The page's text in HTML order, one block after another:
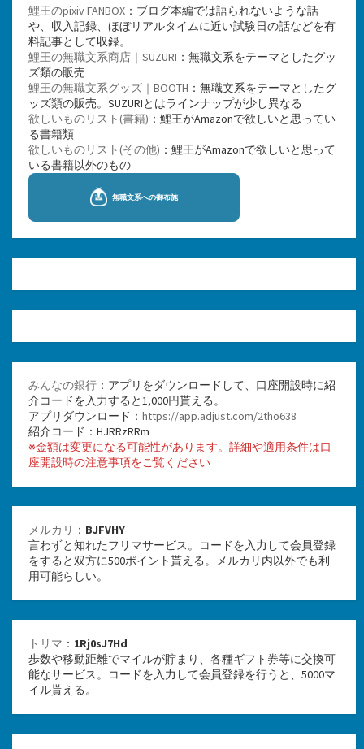
鯉王のpixiv FANBOX ：ブログ本編では語られないような話
や、収入記録、ほぼリアルタイムに近い試験日の話などを有
料記事として収録。
鯉王の無職文系商店｜SUZURI ：無職文系をテーマとしたグッ
ズ類の販売
鯉王の無職文系グッズ｜BOOTH ：無職文系をテーマとしたグ
ッズ類の販売。SUZURIとはラインナップが少し異なる
欲しいものリスト(書籍) ：鯉王がAmazonで欲しいと思ってい
る書籍類
欲しいものリスト(その他) ：鯉王がAmazonで欲しいと思って
いる書籍以外のもの
みんなの銀行 ：アプリをダウンロードして、口座開設時に紹
介コードを入力すると1,000円貰える。
アプリダウンロード： https://app.adjust.com/2tho638
紹介コード：HJRRzRRm
※金額は変更になる可能性があります。詳細や適用条件は口
座開設時の注意事項をご覧ください
メルカリ ： BJFVHY
言わずと知れたフリマサービス。コードを入力して会員登録
をすると双方に500ポイント貰える。メルカリ内以外でも利
用可能らしい。
トリマ ： 1Rj0sJ7Hd
歩数や移動距離でマイルが貯まり、各種ギフト券等に交換可
能なサービス。コードを入力して会員登録を行うと、5000マ
イル貰える。